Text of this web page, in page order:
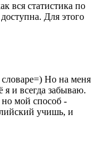
вся статистика по
Для этого
словаре=) Но на меня
я и всегда забываю.
но мой способ -
учишь, и